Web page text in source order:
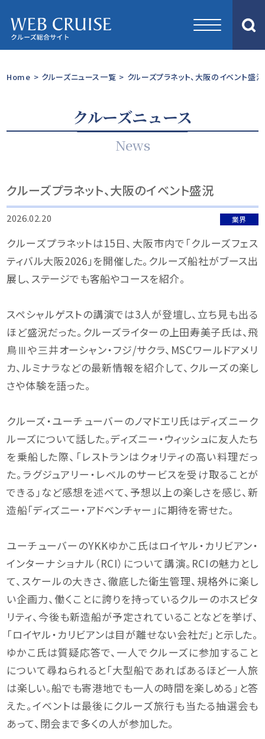
Home > クルーズニュース一覧 > クルーズプラネット、大阪のイベント盛況
クルーズニュース
News
クルーズプラネット、大阪のイベント盛況
2026.02.20 業界
クルーズプラネットは15日、大阪市内で「クルーズフェス
ティバル大阪2026」を開催した。クルーズ船社がブース出
展し、ステージでも客船やコースを紹介。
スペシャルゲストの講演では3人が登壇し、立ち見も出る
ほど盛況だった。クルーズライターの上田寿美子氏は、飛
鳥Ⅲや三井オーシャン・フジ/サクラ、MSCワールドアメリ
カ、ルミナラなどの最新情報を紹介して、クルーズの楽し
さや体験を語った。
クルーズ・ユーチューバーのノマドエリ氏はディズニーク
ルーズについて話した。ディズニー・ウィッシュに友人たち
を乗船した際、「レストランはクォリティの高い料理だっ
た。ラグジュアリー・レベルのサービスを受け取ることが
できる」など感想を述べて、予想以上の楽しさを感じ、新
造船「ディズニー・アドベンチャー」に期待を寄せた。
ユーチューバーのYKKゆかこ氏はロイヤル・カリビアン・
インターナショナル（RCI）について講演。RCIの魅力とし
て、スケールの大きさ、徹底した衛生管理、規格外に楽し
い企画力、働くことに誇りを持っているクルーのホスピタ
リティ、今後も新造船が予定されていることなどを挙げ、
「ロイヤル・カリビアンは目が離せない会社だ」と示した。
ゆかこ氏は質疑応答で、一人でクルーズに参加すること
について尋ねられると「大型船であればあるほど一人旅
は楽しい。船でも寄港地でも一人の時間を楽しめる」と答
えた。イベントは最後にクルーズ旅行も当たる抽選会も
あって、閉会まで多くの人が参加した。